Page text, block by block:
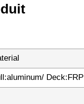
Deck:FRP